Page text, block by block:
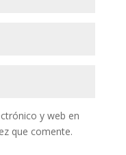
y web en
que comente.